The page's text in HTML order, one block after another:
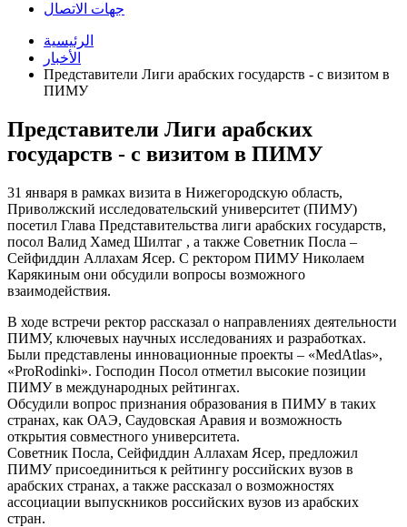
جهات الاتصال
الرئيسية
الأخبار
Представители Лиги арабских государств - с визитом в
ПИМУ
Представители Лиги арабских
государств - с визитом в ПИМУ
31 января в рамках визита в Нижегородскую область,
Приволжский исследовательский университет (ПИМУ)
посетил Глава Представительства лиги арабских государств,
посол Валид Хамед Шилтаг , а также Советник Посла –
Сейфиддин Аллахам Ясер. С ректором ПИМУ Николаем
Карякиным они обсудили вопросы возможного
взаимодействия.
В ходе встречи ректор рассказал о направлениях деятельности
ПИМУ, ключевых научных исследованиях и разработках.
Были представлены инновационные проекты – «MedAtlas»,
«ProRodinki». Господин Посол отметил высокие позиции
ПИМУ в международных рейтингах.
Обсудили вопрос признания образования в ПИМУ в таких
странах, как ОАЭ, Саудовская Аравия и возможность
открытия совместного университета.
Советник Посла, Сейфиддин Аллахам Ясер, предложил
ПИМУ присоединиться к рейтингу российских вузов в
арабских странах, а также рассказал о возможностях
ассоциации выпускников российских вузов из арабских
стран.